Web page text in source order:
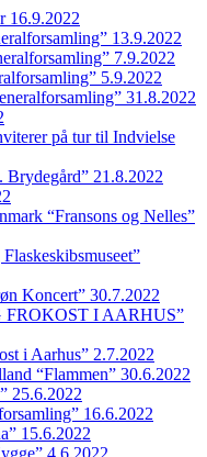
16.9.2022
13.9.2022
7.9.2022
5.9.2022
31.8.2022
på tur til Indvielse
21.8.2022
“Fransons og Nelles”
Koncert” 30.7.2022
FROKOST I AARHUS”
i Aarhus” 2.7.2022
“Flammen” 30.6.2022
25.6.2022
16.6.2022
15.6.2022